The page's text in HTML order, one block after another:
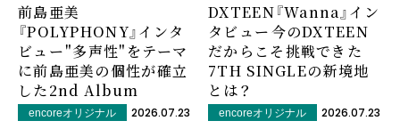
前島亜美
『POLYPHONY』インタ
ビュー――"多声性"をテーマ
に前島亜美の個性が確立
した2nd Album
encoreオリジナル 2026.07.23
DXTEEN『Wanna』イン
タビュー――今のDXTEEN
だからこそ挑戦できた
7TH SINGLEの新境地
とは？
encoreオリジナル 2026.07.23